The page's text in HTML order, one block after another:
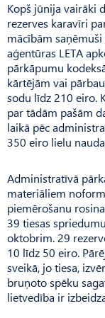
Kopš jūnija vairāki
rezerves karavīri
mācībām
aģentūras LETA
pārkāpumu
kārtējām vai
sodu līdz 210 eiro.
par tādām pašām
laikā pēc
350 eiro lielu
Administratīvā
materiāliem
piemērošanu
39 tiesas
oktobrim. 29
10 līdz 50 eiro.
sveikā, jo tiesa,
bruņoto spēku
lietvedība ir